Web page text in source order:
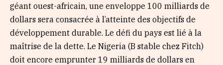
géant ouest-africain, une enveloppe 100 milliards de
dollars sera consacrée à l’atteinte des objectifs de
développement durable. Le défi du pays est lié à la
maîtrise de la dette. Le Nigeria (B stable chez Fitch)
doit encore emprunter 19 milliards de dollars en